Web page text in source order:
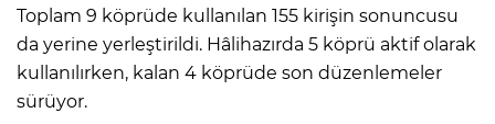
Toplam 9 köprüde kullanılan 155 kirişin sonuncusu
da yerine yerleştirildi. Hâlihazırda 5 köprü aktif olarak
kullanılırken, kalan 4 köprüde son düzenlemeler
sürüyor.